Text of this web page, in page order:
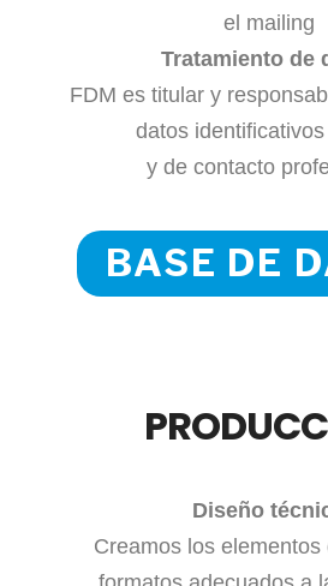
el mailing
Tratamiento de
FDM es titular y
datos
y de contacto
BASE DE
Diseño
Creamos los elementos